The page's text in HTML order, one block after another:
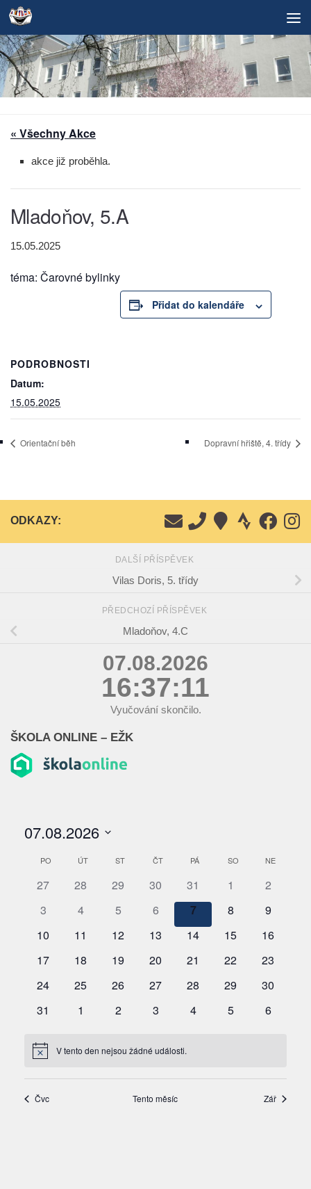
Skip to content
« Všechny Akce
akce již proběhla.
Mladoňov, 5.A
15.05.2025
téma: Čarovné bylinky
Přidat do kalendáře
PODROBNOSTI
Datum:
15.05.2025
Orientační běh Dopravní hřiště, 4. třídy
ODKAZY:
DALŠÍ PŘÍSPĚVEK
Vilas Doris, 5. třídy
PŘEDCHOZÍ PŘÍSPĚVEK
Mladoňov, 4.C
07.08.2026
16:37:11
Vyučování skončilo.
ŠKOLA ONLINE – EŽK